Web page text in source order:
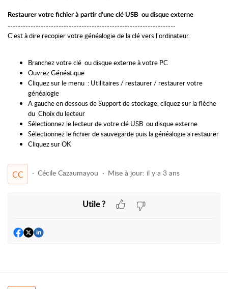
Restaurer votre fichier à partir d'une clé USB ou disque externe
------------------------------------------------------------------
C'est à dire recopier votre généalogie de la clé vers l'ordinateur.
Branchez votre clé ou disque externe à votre PC
Ouvrez Généatique
Cliquez sur le menu : Utilitaires / restaurer / restaurer votre
généalogie
A gauche en dessous de Support de stockage, cliquez sur la flèche
du Choix du lecteur
Sélectionnez le lecteur de votre clé USB ou disque externe
Sélectionnez le fichier de sauvegarde puis la généalogie a restaurer
Cliquez sur OK
CC Cécile Cazaumayou Mise à jour: il y a 3 ans
Utile ?